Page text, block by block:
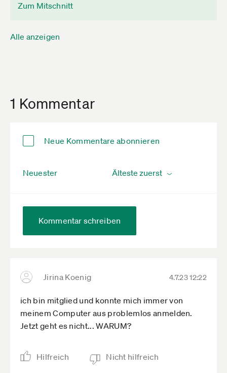
Zum Mitschnitt
Alle anzeigen
1 Kommentar
Neue Kommentare abonnieren
Neuester
Kommentar schreiben
Jirina Koenig 4.7.23 12:22
ich bin mitglied und konnte mich immer von
meinem Computer aus problemlos anmelden.
Jetzt geht es nicht... WARUM?
Hilfreich Nicht hilfreich